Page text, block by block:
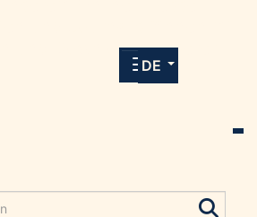
und Downloads unserer
DE